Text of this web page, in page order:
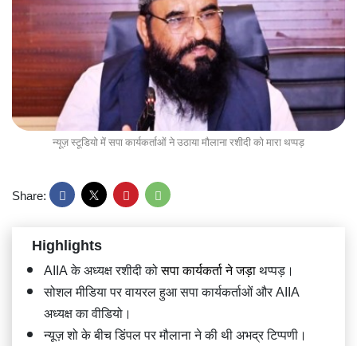
न्यूज़ स्टूडियो में सपा कार्यकर्ताओं ने उठाया मौलाना रशीदी को मारा थप्पड़
Share:
Highlights
AIIA के अध्यक्ष रशीदी कोसपा कार्यकर्ता ने जड़ा​थप्पड़।
सोशल मीडिया पर वायरल हुआ सपा कार्यकर्ताओं और AIIA
अध्यक्ष का वीडियो।
न्यूज़ शो के बीच डिंपल पर मौलाना ने की थी अभद्र टिप्पणी।